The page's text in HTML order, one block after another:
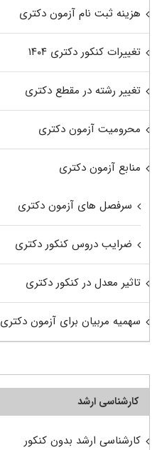
هزینه ثبت نام آزمون دکتری
تغییرات کنکور دکتری ۱۴۰۴
تغییر رشته در مقطع دکتری
محرومیت آزمون دکتری
منابع آزمون دکتری
سرفصل های آزمون دکتری
ضرایب دروس کنکور دکتری
تاثیر معدل در کنکور دکتری
سهمیه مربیان برای آزمون دکتری
کارشناسی ارشد
کارشناسی ارشد بدون کنکور